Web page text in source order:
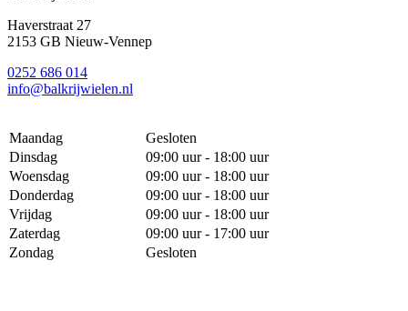
Haverstraat 27
2153 GB Nieuw-Vennep
0252 686 014
info@balkrijwielen.nl
Maandag
Gesloten
Dinsdag
09:00 uur - 18:00 uur
Woensdag
09:00 uur - 18:00 uur
Donderdag
09:00 uur - 18:00 uur
Vrijdag
09:00 uur - 18:00 uur
Zaterdag
09:00 uur - 17:00 uur
Zondag
Gesloten